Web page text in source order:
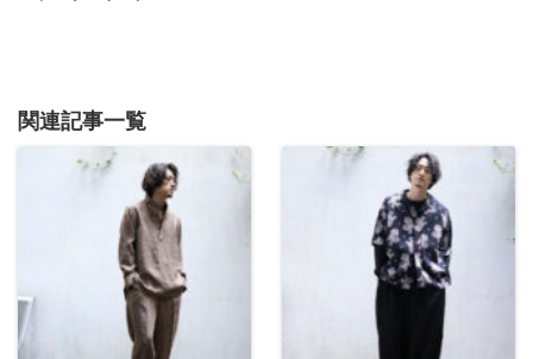
関連記事一覧